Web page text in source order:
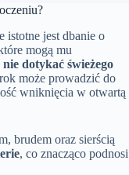
istotne jest dbanie o
mogą mu
nie dotykać świeżego
może prowadzić do
wniknięcia w otwartą
brudem oraz sierścią
, co znacząco podnosi